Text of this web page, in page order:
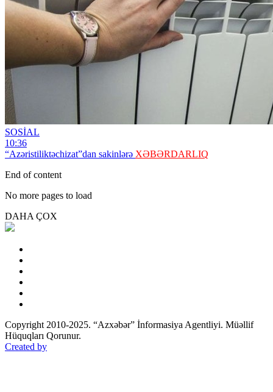
SOSİAL
10:36
“Azəristiliktəchizat”dan sakinlərə XƏBƏRDARLIQ
End of content
No more pages to load
DAHA ÇOX
Copyright 2010-2025. “Azxəbər” İnformasiya Agentliyi. Müəllif
Hüquqları Qorunur.
Created by